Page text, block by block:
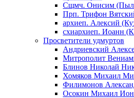
Сщмч. Онисим
Прп. Трифон
архиеп. Алексий
схиархиеп. Иоанн
Просветители удмуртов
Андриевский
Митрополит
Блинов Николай
Хомяков Михаил
Филимонов
Осокин Михаил